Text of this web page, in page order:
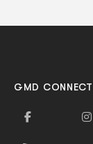
GMD CONNECT